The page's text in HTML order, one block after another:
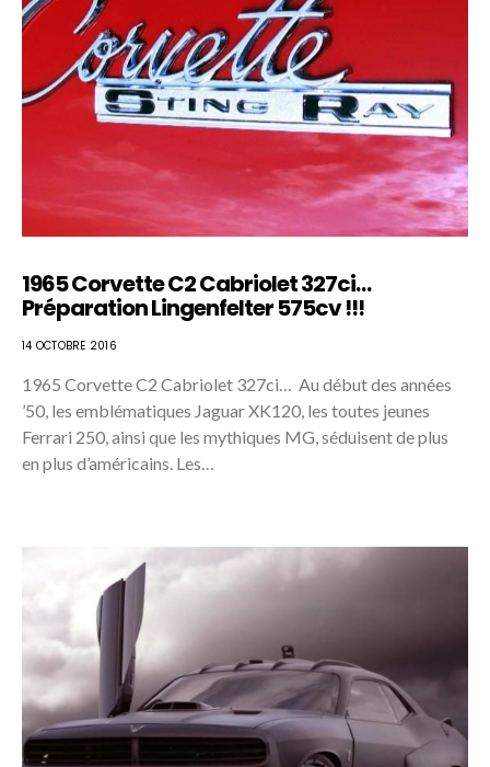
1965 Corvette C2 Cabriolet 327ci…
Préparation Lingenfelter 575cv !!!
14 OCTOBRE 2016
1965 Corvette C2 Cabriolet 327ci… Au début des années
’50, les emblématiques Jaguar XK120, les toutes jeunes
Ferrari 250, ainsi que les mythiques MG, séduisent de plus
en plus d’américains. Les…